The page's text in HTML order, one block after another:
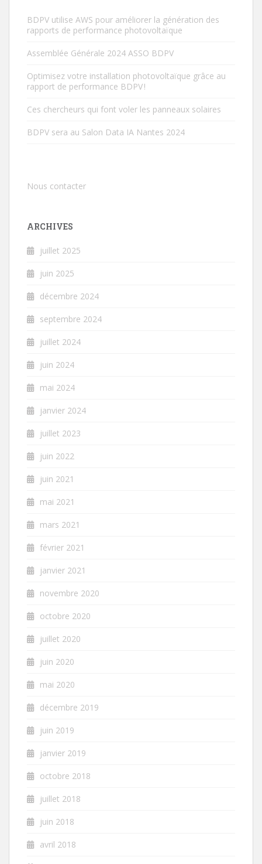
BDPV utilise AWS pour améliorer la génération des
rapports de performance photovoltaïque
Assemblée Générale 2024 ASSO BDPV
Optimisez votre installation photovoltaïque grâce au
rapport de performance BDPV !
Ces chercheurs qui font voler les panneaux solaires
BDPV sera au Salon Data IA Nantes 2024
Nous contacter
ARCHIVES
juillet 2025
juin 2025
décembre 2024
septembre 2024
juillet 2024
juin 2024
mai 2024
janvier 2024
juillet 2023
juin 2022
juin 2021
mai 2021
mars 2021
février 2021
janvier 2021
novembre 2020
octobre 2020
juillet 2020
juin 2020
mai 2020
décembre 2019
juin 2019
janvier 2019
octobre 2018
juillet 2018
juin 2018
avril 2018